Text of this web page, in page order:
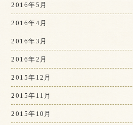
2016年5月
2016年4月
2016年3月
2016年2月
2015年12月
2015年11月
2015年10月